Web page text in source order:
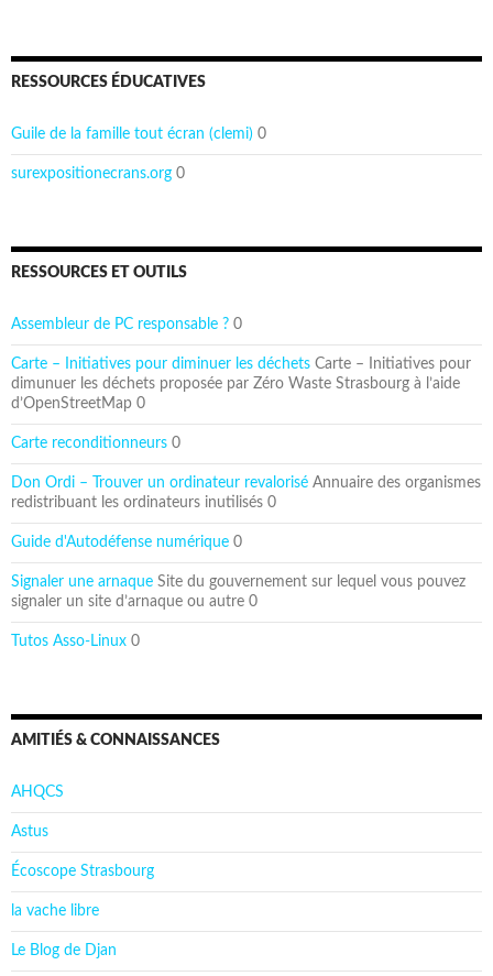
RESSOURCES ÉDUCATIVES
Guile de la famille tout écran (clemi) 0
surexpositionecrans.org 0
RESSOURCES ET OUTILS
Assembleur de PC responsable ? 0
Carte – Initiatives pour diminuer les déchets Carte – Initiatives pour
dimunuer les déchets proposée par Zéro Waste Strasbourg à l’aide
d’OpenStreetMap 0
Carte reconditionneurs 0
Don Ordi – Trouver un ordinateur revalorisé Annuaire des organismes
redistribuant les ordinateurs inutilisés 0
Guide d'Autodéfense numérique 0
Signaler une arnaque Site du gouvernement sur lequel vous pouvez
signaler un site d’arnaque ou autre 0
Tutos Asso-Linux 0
AMITIÉS & CONNAISSANCES
AHQCS
Astus
Écoscope Strasbourg
la vache libre
Le Blog de Djan